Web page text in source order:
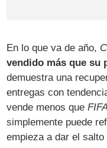
En lo que va de año,
vendido más que su
demuestra una
entregas con
vende menos que
simplemente puede
empieza a dar el